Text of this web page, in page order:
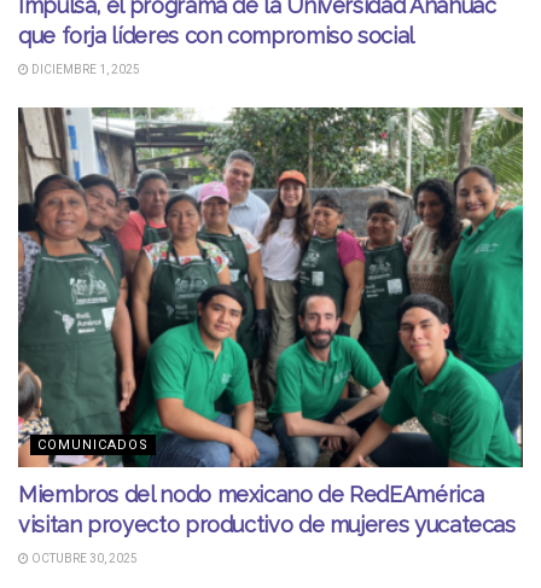
que forja líderes con compromiso social
DICIEMBRE 1, 2025
COMUNICADOS
Miembros del nodo mexicano de RedEAmérica
visitan proyecto productivo de mujeres yucatecas
OCTUBRE 30, 2025